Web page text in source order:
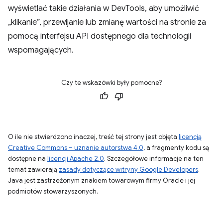
wyświetlać takie działania w DevTools, aby umożliwić
„klikanie”, przewijanie lub zmianę wartości na stronie za
pomocą interfejsu API dostępnego dla technologii
wspomagających.
Czy te wskazówki były pomocne?
O ile nie stwierdzono inaczej, treść tej strony jest objęta licencją
Creative Commons – uznanie autorstwa 4.0, a fragmenty kodu są
dostępne na licencji Apache 2.0. Szczegółowe informacje na ten
temat zawierają zasady dotyczące witryny Google Developers.
Java jest zastrzeżonym znakiem towarowym firmy Oracle i jej
podmiotów stowarzyszonych.